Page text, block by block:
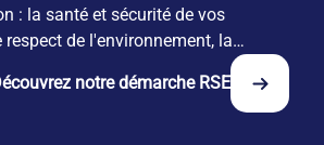
: la santé et sécurité de vos
de l'environnement, la
l'engagement territorial et
notre démarche RSE